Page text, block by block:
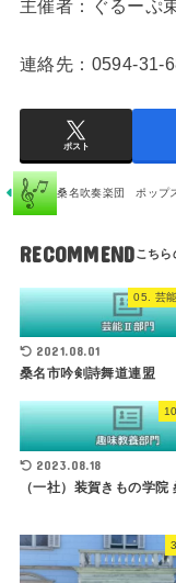
主催者：ぐるーぷ
連絡先：0594-31-
ポスト
桑名吹奏楽団 ポップ
RECOMMEND
05. 芸
2021.08.01
桑名市吟剣詩舞道連盟
2023.08.18
（一社）装賀きもの学院